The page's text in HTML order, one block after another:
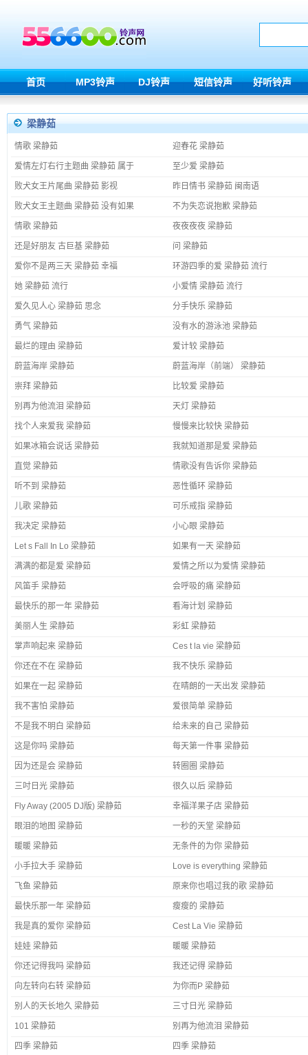
首页 MP3铃声 DJ铃声 短信铃声 好听铃声
梁静茹
情歌 梁静茹 迎春花 梁静茹
爱情左灯右行主题曲 梁静茹 属于 至少爱 梁静茹
败犬女王片尾曲 梁静茹 影视 昨日情书 梁静茹 闽南语
败犬女王主题曲 梁静茹 没有如果 不为失恋说抱歉 梁静茹
情歌 梁静茹 夜夜夜夜 梁静茹
还是好朋友 古巨基 梁静茹 问 梁静茹
爱你不是两三天 梁静茹 幸福 环游四季的爱 梁静茹 流行
她 梁静茹 流行 小爱情 梁静茹 流行
爱久见人心 梁静茹 思念 分手快乐 梁静茹
勇气 梁静茹 没有水的游泳池 梁静茹
最烂的理由 梁静茹 爱计较 梁静茹
蔚蓝海岸 梁静茹 蔚蓝海岸（前端） 梁静茹
崇拜 梁静茹 比较爱 梁静茹
别再为他流泪 梁静茹 天灯 梁静茹
找个人来爱我 梁静茹 慢慢来比较快 梁静茹
如果冰箱会说话 梁静茹 我就知道那是爱 梁静茹
直觉 梁静茹 情歌没有告诉你 梁静茹
听不到 梁静茹 恶性循环 梁静茹
儿歌 梁静茹 可乐戒指 梁静茹
我决定 梁静茹 小心眼 梁静茹
Let s Fall In Lo 梁静茹 如果有一天 梁静茹
满满的都是爱 梁静茹 爱情之所以为爱情 梁静茹
风笛手 梁静茹 会呼吸的痛 梁静茹
最快乐的那一年 梁静茹 看海计划 梁静茹
美丽人生 梁静茹 彩虹 梁静茹
掌声响起来 梁静茹 Ces t la vie 梁静茹
你还在不在 梁静茹 我不快乐 梁静茹
如果在一起 梁静茹 在晴朗的一天出发 梁静茹
我不害怕 梁静茹 爱很简单 梁静茹
不是我不明白 梁静茹 给未来的自己 梁静茹
这是你吗 梁静茹 每天第一件事 梁静茹
因为还是会 梁静茹 转圈圈 梁静茹
三吋日光 梁静茹 很久以后 梁静茹
Fly Away (2005 DJ版) 梁静茹 幸福洋果子店 梁静茹
眼泪的地图 梁静茹 一秒的天堂 梁静茹
暖暖 梁静茹 无条件的为你 梁静茹
小手拉大手 梁静茹 Love is everything 梁静茹
飞鱼 梁静茹 原来你也唱过我的歌 梁静茹
最快乐那一年 梁静茹 瘦瘦的 梁静茹
我是真的爱你 梁静茹 Cest La Vie 梁静茹
娃娃 梁静茹 暖暖 梁静茹
你还记得我吗 梁静茹 我还记得 梁静茹
向左转向右转 梁静茹 为你而P 梁静茹
别人的天长地久 梁静茹 三寸日光 梁静茹
101 梁静茹 别再为他流泪 梁静茹
四季 梁静茹 四季 梁静茹